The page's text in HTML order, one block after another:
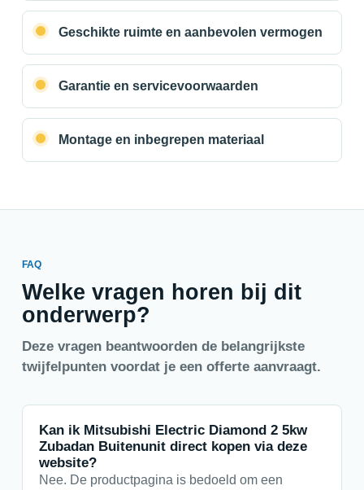
Geschikte ruimte en aanbevolen vermogen
Garantie en servicevoorwaarden
Montage en inbegrepen materiaal
FAQ
Welke vragen horen bij dit
onderwerp?
Deze vragen beantwoorden de belangrijkste
twijfelpunten voordat je een offerte aanvraagt.
Kan ik Mitsubishi Electric Diamond 2 5kw
Zubadan Buitenunit direct kopen via deze
website?
Nee. De productpagina is bedoeld om een